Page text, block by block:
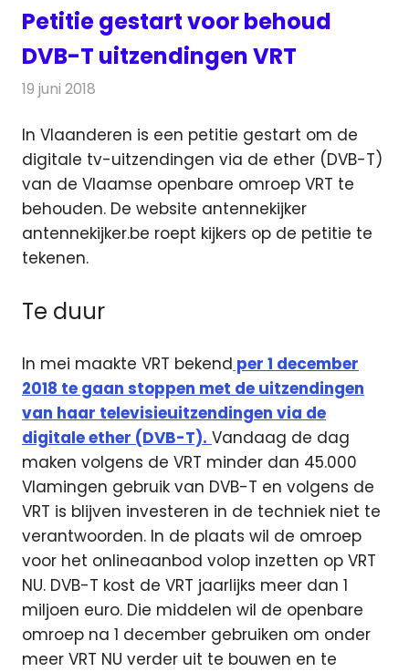
Petitie gestart voor behoud
DVB-T uitzendingen VRT
19 juni 2018
In Vlaanderen is een petitie gestart om de
digitale tv-uitzendingen via de ether (DVB-T)
van de Vlaamse openbare omroep VRT te
behouden. De website antennekijker
antennekijker.be roept kijkers op de petitie te
tekenen.
Te duur
In mei maakte VRT bekend per 1 december
2018 te gaan stoppen met de uitzendingen
van haar televisieuitzendingen via de
digitale ether (DVB-T). Vandaag de dag
maken volgens de VRT minder dan 45.000
Vlamingen gebruik van DVB-T en volgens de
VRT is blijven investeren in de techniek niet te
verantwoorden. In de plaats wil de omroep
voor het onlineaanbod volop inzetten op VRT
NU. DVB-T kost de VRT jaarlijks meer dan 1
miljoen euro. Die middelen wil de openbare
omroep na 1 december gebruiken om onder
meer VRT NU verder uit te bouwen en te